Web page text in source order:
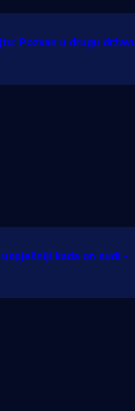
Pozvan u drugu
kada on sudi -